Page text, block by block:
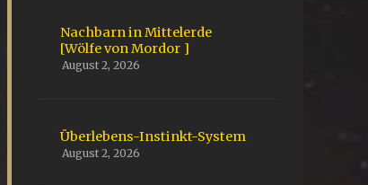
Nachbarn in Mittelerde
[Wölfe von Mordor ]
August 2, 2026
Überlebens-Instinkt-System
August 2, 2026